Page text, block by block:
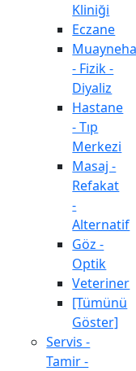
Kliniği
Eczane
- Fizik -
Diyaliz
Hastane
- Tıp
Merkezi
Masaj -
Refakat
-
Alternatif
Göz -
Optik
Veteriner
[Tümünü
Göster]
Servis -
Tamir -